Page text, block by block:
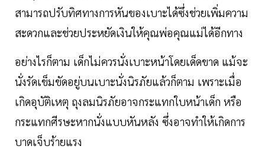
สามารถปรับทิศทางการหันของเบาะได้ซึ่งช่วยเพิ่มความ
สะดวกและช่วยประหยัดเงินให้คุณพ่อคุณแม่ได้อีกทาง
อย่างไรก็ตาม เด็กไม่ควรนั่งเบาะหน้าโดยเด็ดขาด แม้จะ
นั่งรัดเข็มขัดอยู่บนเบาะนั่งนิรภัยแล้วก็ตาม เพราะเมื่อ
เกิดอุบัติเหตุ ถุงลมนิรภัยอาจกระแทกใบหน้าเด็ก หรือ
กระแทกศีรษะหากนั่งแบบหันหลัง ซึ่งอาจทำให้เกิดการ
บาดเจ็บร้ายแรง